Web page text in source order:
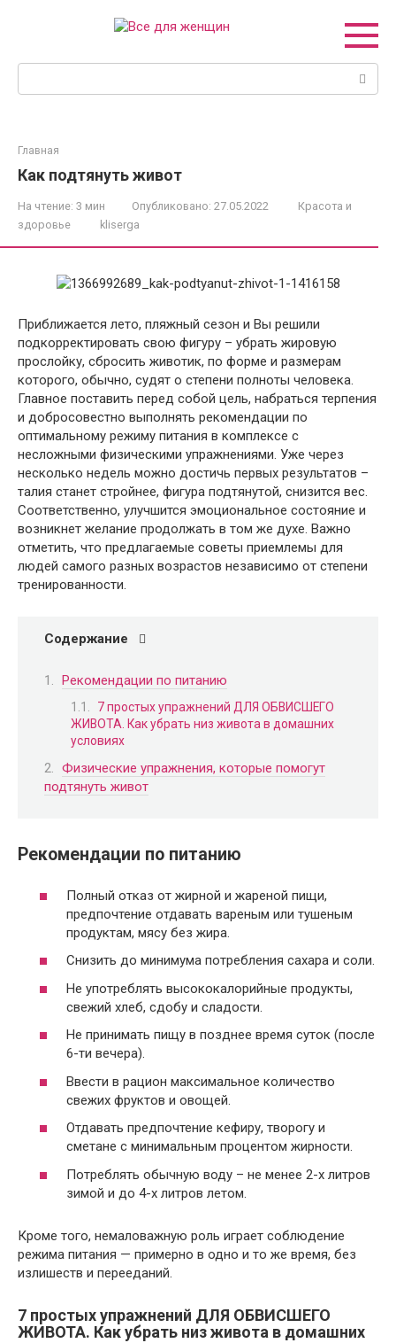
Главная
Как подтянуть живот
На чтение: 3 мин Опубликовано: 27.05.2022
Красота и
здоровье
kliserga
Приближается лето, пляжный сезон и Вы решили
подкорректировать свою фигуру – убрать жировую
прослойку, сбросить животик, по форме и размерам
которого, обычно, судят о степени полноты человека.
Главное поставить перед собой цель, набраться терпения
и добросовестно выполнять рекомендации по
оптимальному режиму питания в комплексе с
несложными физическими упражнениями. Уже через
несколько недель можно достичь первых результатов –
талия станет стройнее, фигура подтянутой, снизится вес.
Соответственно, улучшится эмоциональное состояние и
возникнет желание продолжать в том же духе. Важно
отметить, что предлагаемые советы приемлемы для
людей самого разных возрастов независимо от степени
тренированности.
Содержание
Рекомендации по питанию
7 простых упражнений ДЛЯ ОБВИСШЕГО
ЖИВОТА. Как убрать низ живота в домашних
условиях
Физические упражнения, которые помогут
подтянуть живот
Рекомендации по питанию
Полный отказ от жирной и жареной пищи,
предпочтение отдавать вареным или тушеным
продуктам, мясу без жира.
Снизить до минимума потребления сахара и соли.
Не употреблять высококалорийные продукты,
свежий хлеб, сдобу и сладости.
Не принимать пищу в позднее время суток (после
6-ти вечера).
Ввести в рацион максимальное количество
свежих фруктов и овощей.
Отдавать предпочтение кефиру, творогу и
сметане с минимальным процентом жирности.
Потреблять обычную воду – не менее 2-х литров
зимой и до 4-х литров летом.
Кроме того, немаловажную роль играет соблюдение
режима питания — примерно в одно и то же время, без
излишеств и перееданий.
7 простых упражнений ДЛЯ ОБВИСШЕГО
ЖИВОТА. Как убрать низ живота в домашних